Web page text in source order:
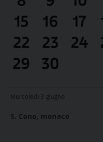
Mercoledì 3 giugno
S. Cono, monaco